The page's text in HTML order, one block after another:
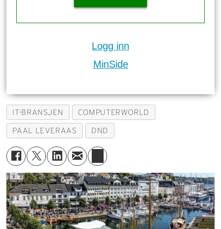
Logg inn
MinSide
IT-BRANSJEN COMPUTERWORLD
PAAL LEVERAAS DND